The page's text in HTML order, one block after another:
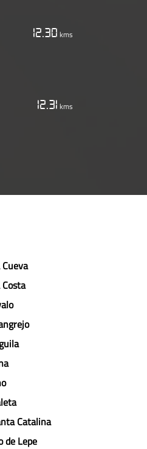
12.30 kms
12.31 kms
Catalina
de Lepe